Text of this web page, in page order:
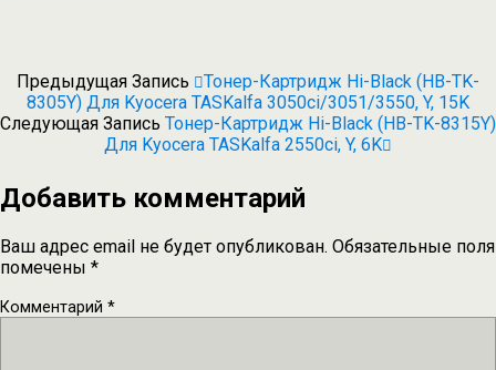
Предыдущая Запись
Тонер-Картридж Hi-Black (HB-TK-
8305Y) Для Kyocera TASKalfa 3050ci/3051/3550, Y, 15K
Следующая Запись Тонер-Картридж Hi-Black (HB-TK-8315Y)
Для Kyocera TASKalfa 2550ci, Y, 6K
Добавить комментарий
Ваш адрес email не будет опубликован. Обязательные поля
помечены *
Комментарий *